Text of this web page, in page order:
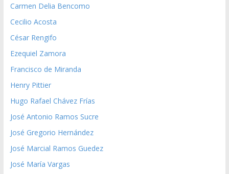
Carmen Delia Bencomo
Cecilio Acosta
César Rengifo
Ezequiel Zamora
Francisco de Miranda
Henry Pittier
Hugo Rafael Chávez Frías
José Antonio Ramos Sucre
José Gregorio Hernández
José Marcial Ramos Guedez
José María Vargas